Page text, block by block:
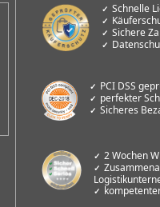
Schnelle
Sichere
PCI DSS
perfekter
Sicheres
2 Wochen